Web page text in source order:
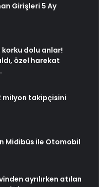
Girişleri 5 Ay
korku dolu anlar!
özel harekat
milyon takipçisini
Midibüs ile Otomobil
ayrılırken atılan